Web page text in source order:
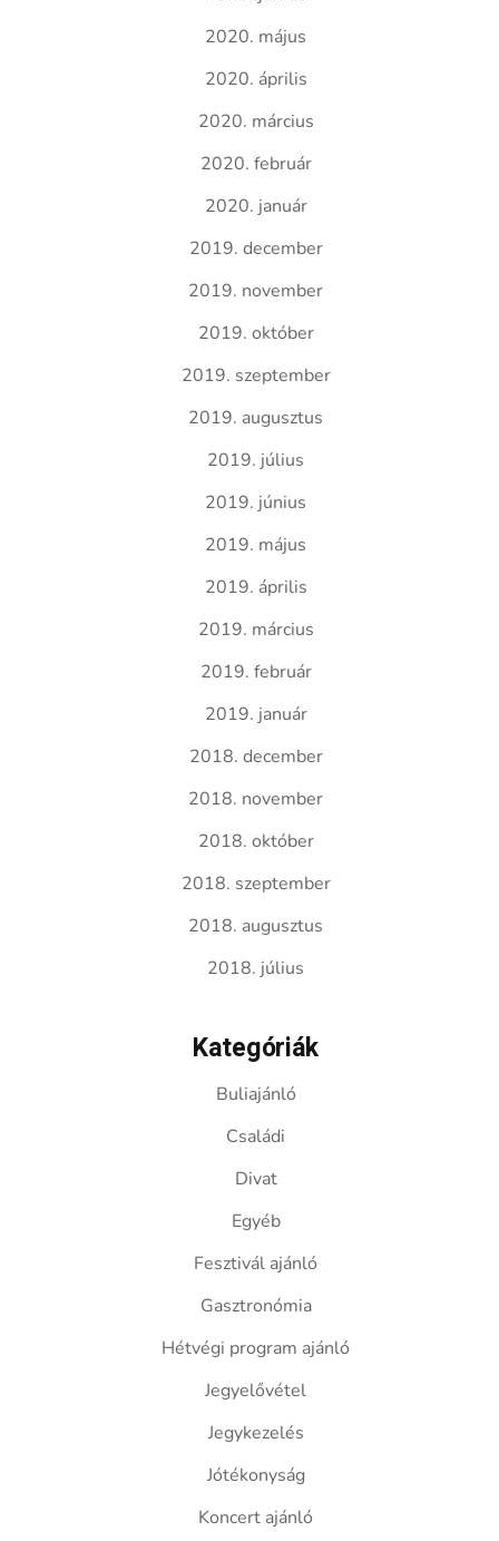
2020. május
2020. április
2020. március
2020. február
2020. január
2019. december
2019. november
2019. október
2019. szeptember
2019. augusztus
2019. július
2019. június
2019. május
2019. április
2019. március
2019. február
2019. január
2018. december
2018. november
2018. október
2018. szeptember
2018. augusztus
2018. július
Kategóriák
Buliajánló
Családi
Divat
Egyéb
Fesztivál ajánló
Gasztronómia
Hétvégi program ajánló
Jegyelővétel
Jegykezelés
Jótékonyság
Koncert ajánló